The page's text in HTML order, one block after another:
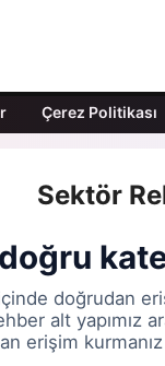
Çerez Politikası
Sektör
doğrudan
alt yapımız
erişim